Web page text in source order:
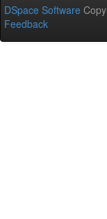
DSpace Software
Feedback